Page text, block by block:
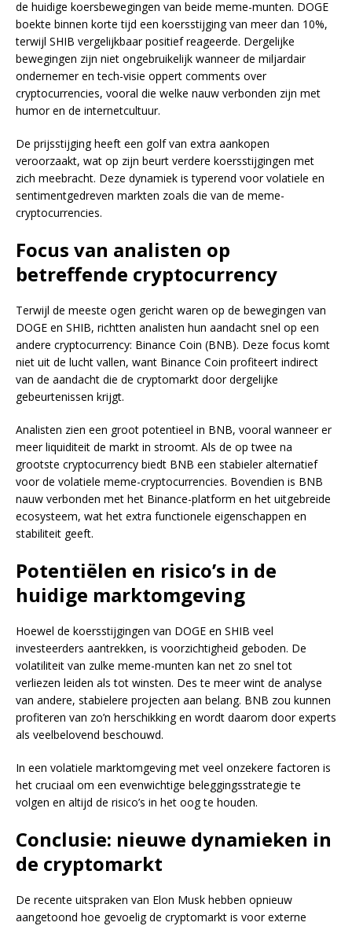
de huidige koersbewegingen van beide meme-munten. DOGE
boekte binnen korte tijd een koersstijging van meer dan 10%,
terwijl SHIB vergelijkbaar positief reageerde. Dergelijke
bewegingen zijn niet ongebruikelijk wanneer de miljardair
ondernemer en tech-visie oppert comments over
cryptocurrencies, vooral die welke nauw verbonden zijn met
humor en de internetcultuur.
De prijsstijging heeft een golf van extra aankopen
veroorzaakt, wat op zijn beurt verdere koersstijgingen met
zich meebracht. Deze dynamiek is typerend voor volatiele en
sentimentgedreven markten zoals die van de meme-
cryptocurrencies.
Focus van analisten op
betreffende cryptocurrency
Terwijl de meeste ogen gericht waren op de bewegingen van
DOGE en SHIB, richtten analisten hun aandacht snel op een
andere cryptocurrency: Binance Coin (BNB). Deze focus komt
niet uit de lucht vallen, want Binance Coin profiteert indirect
van de aandacht die de cryptomarkt door dergelijke
gebeurtenissen krijgt.
Analisten zien een groot potentieel in BNB, vooral wanneer er
meer liquiditeit de markt in stroomt. Als de op twee na
grootste cryptocurrency biedt BNB een stabieler alternatief
voor de volatiele meme-cryptocurrencies. Bovendien is BNB
nauw verbonden met het Binance-platform en het uitgebreide
ecosysteem, wat het extra functionele eigenschappen en
stabiliteit geeft.
Potentiëlen en risico’s in de
huidige marktomgeving
Hoewel de koersstijgingen van DOGE en SHIB veel
investeerders aantrekken, is voorzichtigheid geboden. De
volatiliteit van zulke meme-munten kan net zo snel tot
verliezen leiden als tot winsten. Des te meer wint de analyse
van andere, stabielere projecten aan belang. BNB zou kunnen
profiteren van zo’n herschikking en wordt daarom door experts
als veelbelovend beschouwd.
In een volatiele marktomgeving met veel onzekere factoren is
het cruciaal om een evenwichtige beleggingsstrategie te
volgen en altijd de risico’s in het oog te houden.
Conclusie: nieuwe dynamieken in
de cryptomarkt
De recente uitspraken van Elon Musk hebben opnieuw
aangetoond hoe gevoelig de cryptomarkt is voor externe